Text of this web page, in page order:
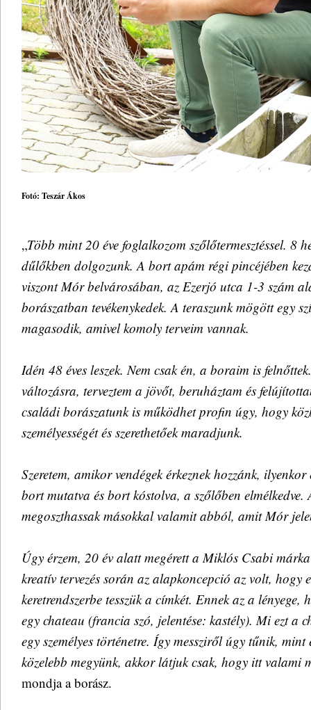
Fotó: Teszár Ákos
„Több mint 20 éve foglalkozom szőlőtermesztéssel. 8
dűlőkben dolgozunk. A bort apám régi pincéjében
viszont Mór belvárosában, az Ezerjó utca 1-3 szám
borászatban tevékenykedek. A teraszunk mögött egy
magasodik, amivel komoly terveim vannak.
Idén 48 éves leszek. Nem csak én, a boraim is
változásra, terveztem a jövőt, beruháztam és
családi borászatunk is működhet profin úgy, hogy
személyességét és szerethetőek maradjunk.
Szeretem, amikor vendégek érkeznek hozzánk,
bort mutatva és bort kóstolva, a szőlőben elmélkedve.
megoszthassak másokkal valamit abból, amit Mór
Úgy érzem, 20 év alatt megérett a Miklós Csabi
kreatív tervezés során az alapkoncepció az volt, hogy
keretrendszerbe tesszük a címkét. Ennek az a
egy chateau (francia szó, jelentése: kastély). Mi ezt a
egy személyes történetre. Így messziről úgy tűnik,
közelebb megyünk, akkor látjuk csak, hogy itt valami
mondja a borász.